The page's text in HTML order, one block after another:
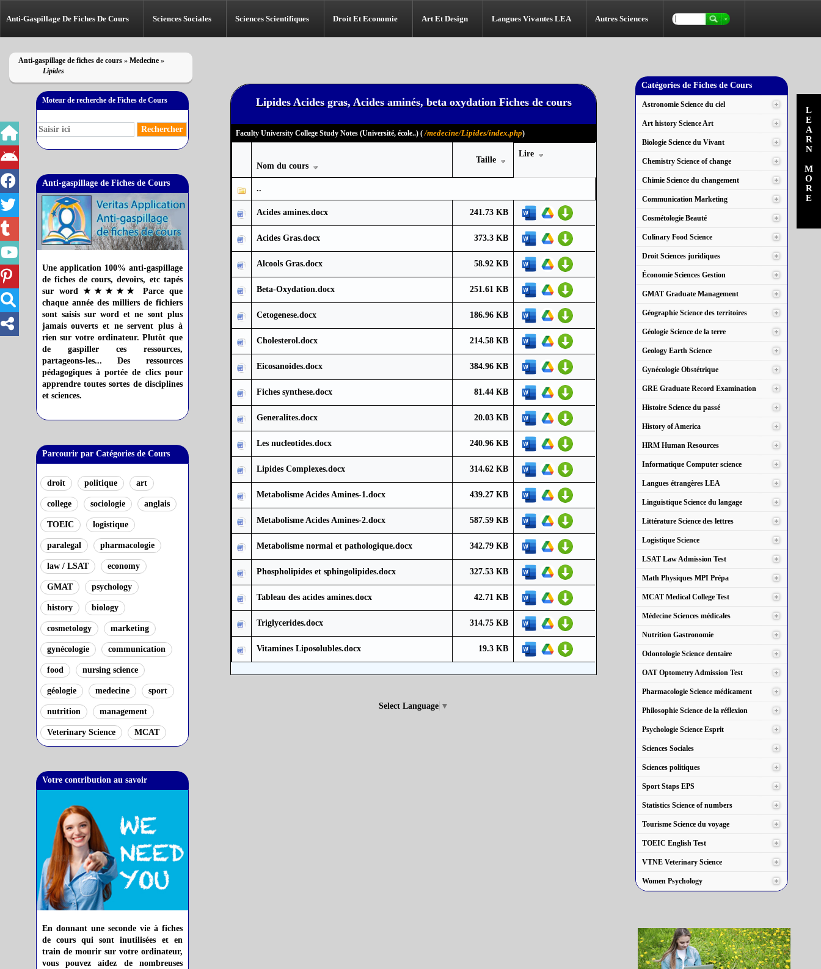
Anti-Gaspillage De Fiches De Cours Sciences Sociales Sciences Scientifiques Droit Et Economie Art Et Design Langues Vivantes LEA Autres Sciences
Anti-gaspillage de fiches de cours » Medecine »
Lipides
LEARN MORE
Moteur de recherche de Fiches de Cours
Anti-gaspillage de Fiches de Cours
Une application 100% anti-gaspillage
de fiches de cours, devoirs, etc tapés
sur word ★★★★★ Parce que
chaque année des milliers de fichiers
sont saisis sur word et ne sont plus
jamais ouverts et ne servent plus à
rien sur votre ordinateur. Plutôt que
de gaspiller ces ressources,
partageons-les... Des ressources
pédagogiques à portée de clics pour
apprendre toutes sortes de disciplines
et sciences.
Parcourir par Catégories de Cours
droit politique art
college sociologie anglais
TOEIC logistique
paralegal pharmacologie
law / LSAT economy
GMAT psychology
history biology
cosmetology marketing
gynécologie communication
food nursing science
géologie medecine sport
nutrition management
Veterinary Science MCAT
Votre contribution au savoir
En donnant une seconde vie à fiches
de cours qui sont inutilisées et en
train de mourir sur votre ordinateur,
vous pouvez aidez de nombreuses
Catégories de Fiches de Cours
Astronomie Science du ciel
Art history Science Art
Biologie Science du Vivant
Chemistry Science of change
Chimie Science du changement
Communication Marketing
Cosmétologie Beauté
Culinary Food Science
Droit Sciences juridiques
Économie Sciences Gestion
GMAT Graduate Management
Géographie Science des territoires
Géologie Science de la terre
Geology Earth Science
Gynécologie Obstétrique
GRE Graduate Record Examination
Histoire Science du passé
History of America
HRM Human Resources
Informatique Computer science
Langues étrangères LEA
Linguistique Science du langage
Littérature Science des lettres
Logistique Science
LSAT Law Admission Test
Math Physiques MPI Prépa
MCAT Medical College Test
Médecine Sciences médicales
Nutrition Gastronomie
Odontologie Science dentaire
OAT Optometry Admission Test
Pharmacologie Science médicament
Philosophie Science de la réflexion
Psychologie Science Esprit
Sciences Sociales
Sciences politiques
Sport Staps EPS
Statistics Science of numbers
Tourisme Science du voyage
TOEIC English Test
VTNE Veterinary Science
Women Psychology
Lipides Acides gras, Acides aminés, beta oxydation Fiches de cours
Faculty University College Study Notes (Université, école..) ( /medecine/Lipides/index.php)
Nom du cours
Taille
Lire
..
Acides amines.docx 241.73 KB
Acides Gras.docx 373.3 KB
Alcools Gras.docx 58.92 KB
Beta-Oxydation.docx 251.61 KB
Cetogenese.docx 186.96 KB
Cholesterol.docx 214.58 KB
Eicosanoides.docx 384.96 KB
Fiches synthese.docx 81.44 KB
Generalites.docx 20.03 KB
Les nucleotides.docx 240.96 KB
Lipides Complexes.docx 314.62 KB
Metabolisme Acides Amines-1.docx 439.27 KB
Metabolisme Acides Amines-2.docx 587.59 KB
Metabolisme normal et pathologique.docx 342.79 KB
Phospholipides et sphingolipides.docx 327.53 KB
Tableau des acides amines.docx 42.71 KB
Triglycerides.docx 314.75 KB
Vitamines Liposolubles.docx 19.3 KB
Select Language ▼